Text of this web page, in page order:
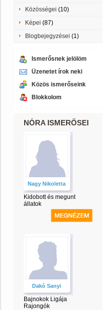
Közösségei (10)
Képei (87)
Blogbejegyzései (1)
Ismerősnek jelölöm
Üzenetet írok neki
Közös ismerőseink
Blokkolom
NÓRA ISMERŐSEI
Nagy Nikoletta
Kidobott és megunt
állatok
Dakó Sanyi
Bajnokok Ligája
Rajongók